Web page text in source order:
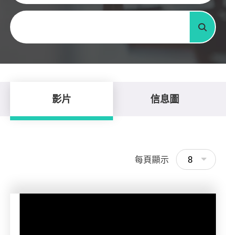
關鍵字
搜尋
影片 信息圖
每頁顯示 8